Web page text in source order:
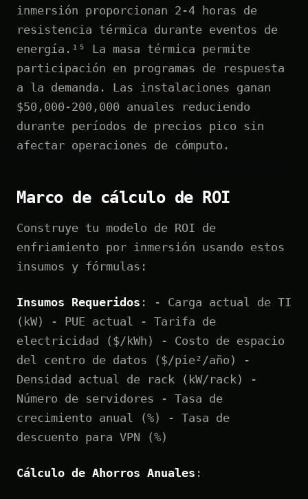
inmersión proporcionan 2-4 horas de
resistencia térmica durante eventos de
energía.¹⁵ La masa térmica permite
participación en programas de respuesta
a la demanda. Las instalaciones ganan
$50,000-200,000 anuales reduciendo
durante períodos de precios pico sin
afectar operaciones de cómputo.
Marco de cálculo de ROI
Construye tu modelo de ROI de
enfriamiento por inmersión usando estos
insumos y fórmulas:
Insumos Requeridos : - Carga actual de TI
(kW) - PUE actual - Tarifa de
electricidad ($/kWh) - Costo de espacio
del centro de datos ($/pie²/año) -
Densidad actual de rack (kW/rack) -
Número de servidores - Tasa de
crecimiento anual (%) - Tasa de
descuento para VPN (%)
Cálculo de Ahorros Anuales :